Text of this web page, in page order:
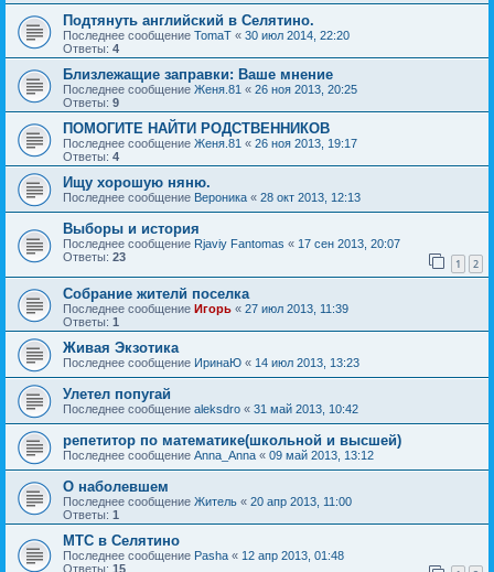
Подтянуть английский в Селятино.
Последнее сообщение TomaT « 30 июл 2014, 22:20
Ответы: 4
Близлежащие заправки: Ваше мнение
Последнее сообщение Женя.81 « 26 ноя 2013, 20:25
Ответы: 9
ПОМОГИТЕ НАЙТИ РОДСТВЕННИКОВ
Последнее сообщение Женя.81 « 26 ноя 2013, 19:17
Ответы: 4
Ищу хорошую няню.
Последнее сообщение Вероника « 28 окт 2013, 12:13
Выборы и история
Последнее сообщение Rjaviy Fantomas « 17 сен 2013, 20:07
Ответы: 23 1 2
Собрание жителй поселка
Последнее сообщение Игорь « 27 июл 2013, 11:39
Ответы: 1
Живая Экзотика
Последнее сообщение ИринаЮ « 14 июл 2013, 13:23
Улетел попугай
Последнее сообщение aleksdro « 31 май 2013, 10:42
репетитор по математике(школьной и высшей)
Последнее сообщение Anna_Anna « 09 май 2013, 13:12
О наболевшем
Последнее сообщение Житель « 20 апр 2013, 11:00
Ответы: 1
МТС в Селятино
Последнее сообщение Pasha « 12 апр 2013, 01:48
Ответы: 15